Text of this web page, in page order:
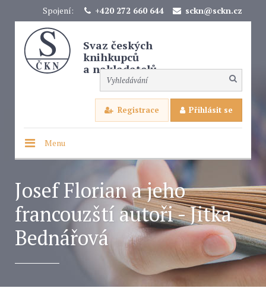
Spojení: +420 272 660 644 sckn@sckn.cz
Svaz českých
knihkupců
a nakladatelů
Registrace Přihlásit se
Menu
Josef Florian a jeho
francouzští autoři - Jitka
Bednářová